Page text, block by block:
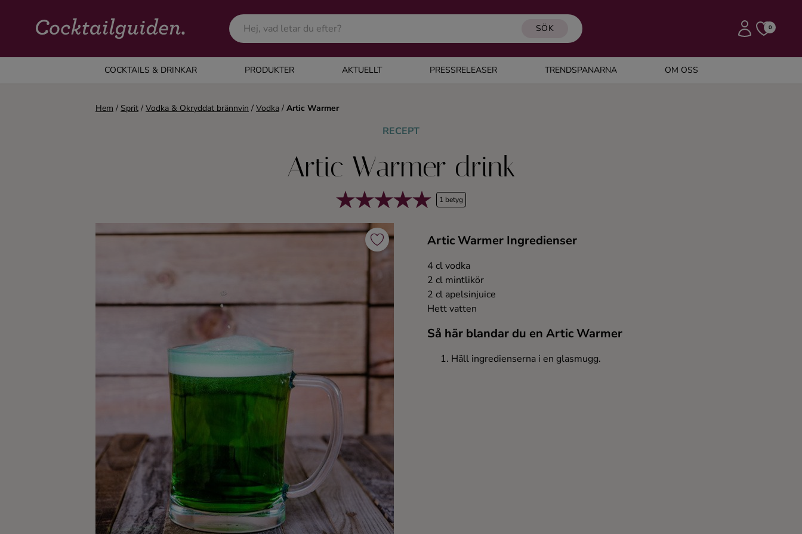
SÖK 0
COCKTAILS & DRINKAR PRODUKTER AKTUELLT PRESSRELEASER TRENDSPANARNA OM OSS
COCKTAILS & DRINKAR
Alla cocktails & drinkar
Hem / Sprit / Vodka & Okryddat brännvin / Vodka / Artic Warmer
RECEPT
Artic Warmer drink
1 betyg
Artic Warmer Ingredienser
4 cl vodka
2 cl mintlikör
2 cl apelsinjuice
Hett vatten
Så här blandar du en Artic Warmer
Häll ingredienserna i en glasmugg.